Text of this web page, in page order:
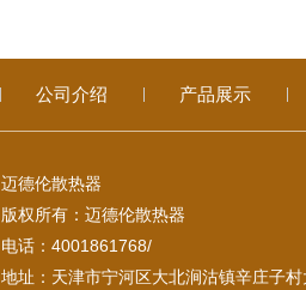
公司介绍 产品展示
迈德伦散热器
版权所有：迈德伦散热器
电话：4001861768/
地址：天津市宁河区大北涧沽镇辛庄子